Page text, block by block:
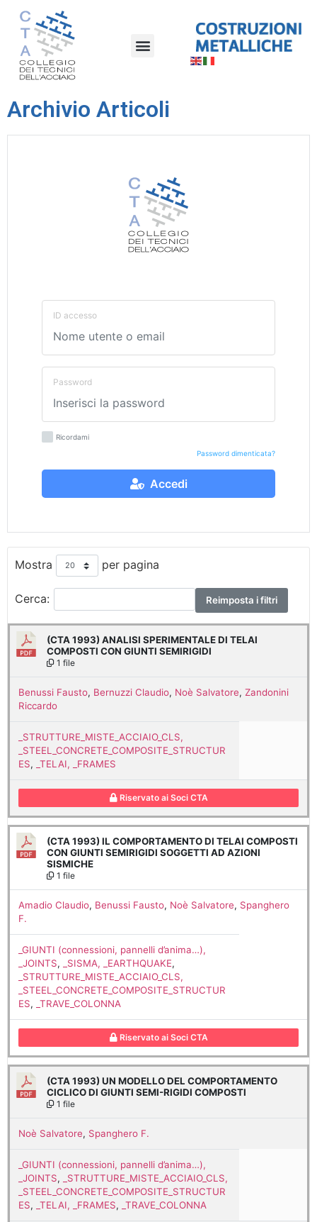
Archivio Articoli
ID accesso
Password
Ricordami
Password dimenticata?
Accedi
Mostra per pagina
Cerca: Reimposta i filtri
(CTA 1993) ANALISI SPERIMENTALE DI TELAI
COMPOSTI CON GIUNTI SEMIRIGIDI
1 file
Benussi Fausto, Bernuzzi Claudio, Noè Salvatore, Zandonini
Riccardo
_STRUTTURE_MISTE_ACCIAIO_CLS,
_STEEL_CONCRETE_COMPOSITE_STRUCTUR
ES, _TELAI, _FRAMES
Riservato ai Soci CTA
(CTA 1993) IL COMPORTAMENTO DI TELAI COMPOSTI
CON GIUNTI SEMIRIGIDI SOGGETTI AD AZIONI
SISMICHE
1 file
Amadio Claudio, Benussi Fausto, Noè Salvatore, Spanghero
F.
_GIUNTI (connessioni, pannelli d’anima…),
_JOINTS, _SISMA, _EARTHQUAKE,
_STRUTTURE_MISTE_ACCIAIO_CLS,
_STEEL_CONCRETE_COMPOSITE_STRUCTUR
ES, _TRAVE_COLONNA
Riservato ai Soci CTA
(CTA 1993) UN MODELLO DEL COMPORTAMENTO
CICLICO DI GIUNTI SEMI-RIGIDI COMPOSTI
1 file
Noè Salvatore, Spanghero F.
_GIUNTI (connessioni, pannelli d’anima…),
_JOINTS,
_STRUTTURE_MISTE_ACCIAIO_CLS,
_STEEL_CONCRETE_COMPOSITE_STRUCTUR
ES, _TELAI, _FRAMES, _TRAVE_COLONNA